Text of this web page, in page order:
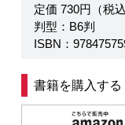
定価 730円（
判型：B6判
ISBN：
書籍を購入する